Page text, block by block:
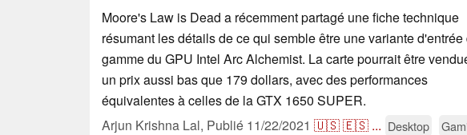
Moore's Law is Dead a récemment partagé une fiche technique
résumant les détails de ce qui semble être une variante d'entrée
gamme du GPU Intel Arc Alchemist. La carte pourrait être
un prix aussi bas que 179 dollars, avec des performances
équivalentes à celles de la GTX 1650 SUPER.
Arjun Krishna Lal, Publié 11/22/2021 🇺🇸🇪🇸 ... Desktop